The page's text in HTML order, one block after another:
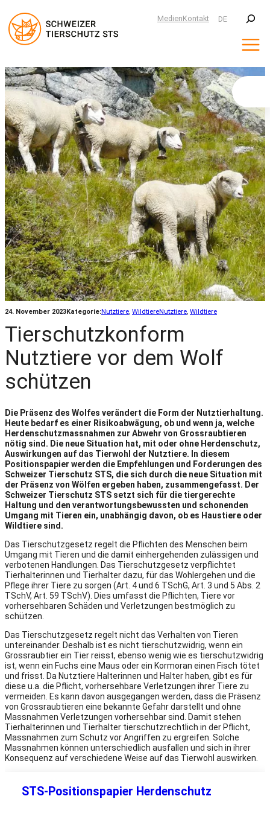
MedienKontakt DE
Suchen
24. November 2023Kategorie:Nutztiere, WildtiereNutztiere, Wildtiere
Tierschutzkonform
Nutztiere vor dem Wolf
schützen
Die Präsenz des Wolfes verändert die Form der Nutztierhaltung.
Heute bedarf es einer Risikoabwägung, ob und wenn ja, welche
Herdenschutzmassnahmen zur Abwehr von Grossraubtieren
nötig sind. Die neue Situation hat, mit oder ohne Herdenschutz,
Auswirkungen auf das Tierwohl der Nutztiere. In diesem
Positionspapier werden die Empfehlungen und Forderungen des
Schweizer Tierschutz STS, die sich durch die neue Situation mit
der Präsenz von Wölfen ergeben haben, zusammengefasst. Der
Schweizer Tierschutz STS setzt sich für die tiergerechte
Haltung und den verantwortungsbewussten und schonenden
Umgang mit Tieren ein, unabhängig davon, ob es Haustiere oder
Wildtiere sind.
Das Tierschutzgesetz regelt die Pflichten des Menschen beim
Umgang mit Tieren und die damit einhergehenden zulässigen und
verbotenen Handlungen. Das Tierschutzgesetz verpflichtet
Tierhalterinnen und Tierhalter dazu, für das Wohlergehen und die
Pflege ihrer Tiere zu sorgen (Art. 4 und 6 TSchG, Art. 3 und 5 Abs. 2
TSchV, Art. 59 TSchV). Dies umfasst die Pflichten, Tiere vor
vorhersehbaren Schäden und Verletzungen bestmöglich zu
schützen.
Das Tierschutzgesetz regelt nicht das Verhalten von Tieren
untereinander. Deshalb ist es nicht tierschutzwidrig, wenn ein
Grossraubtier ein Tier reisst, ebenso wenig wie es tierschutzwidrig
ist, wenn ein Fuchs eine Maus oder ein Kormoran einen Fisch tötet
und frisst. Da Nutztiere Halterinnen und Halter haben, gibt es für
diese u.a. die Pflicht, vorhersehbare Verletzungen ihrer Tiere zu
vermeiden. Es kann davon ausgegangen werden, dass die Präsenz
von Grossraubtieren eine bekannte Gefahr darstellt und ohne
Massnahmen Verletzungen vorhersehbar sind. Damit stehen
Tierhalterinnen und Tierhalter tierschutzrechtlich in der Pflicht,
Massnahmen zum Schutz vor Angriffen zu ergreifen. Solche
Massnahmen können unterschiedlich ausfallen und sich in ihrer
Konsequenz auf verschiedene Weise auf das Tierwohl auswirken.
STS-Positionspapier Herdenschutz